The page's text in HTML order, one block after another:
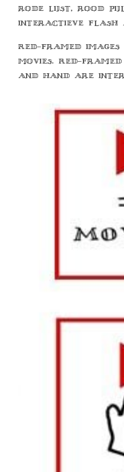
rode lijst, rood
interactieve flash
Red-framed
movies. Red-
and hand are